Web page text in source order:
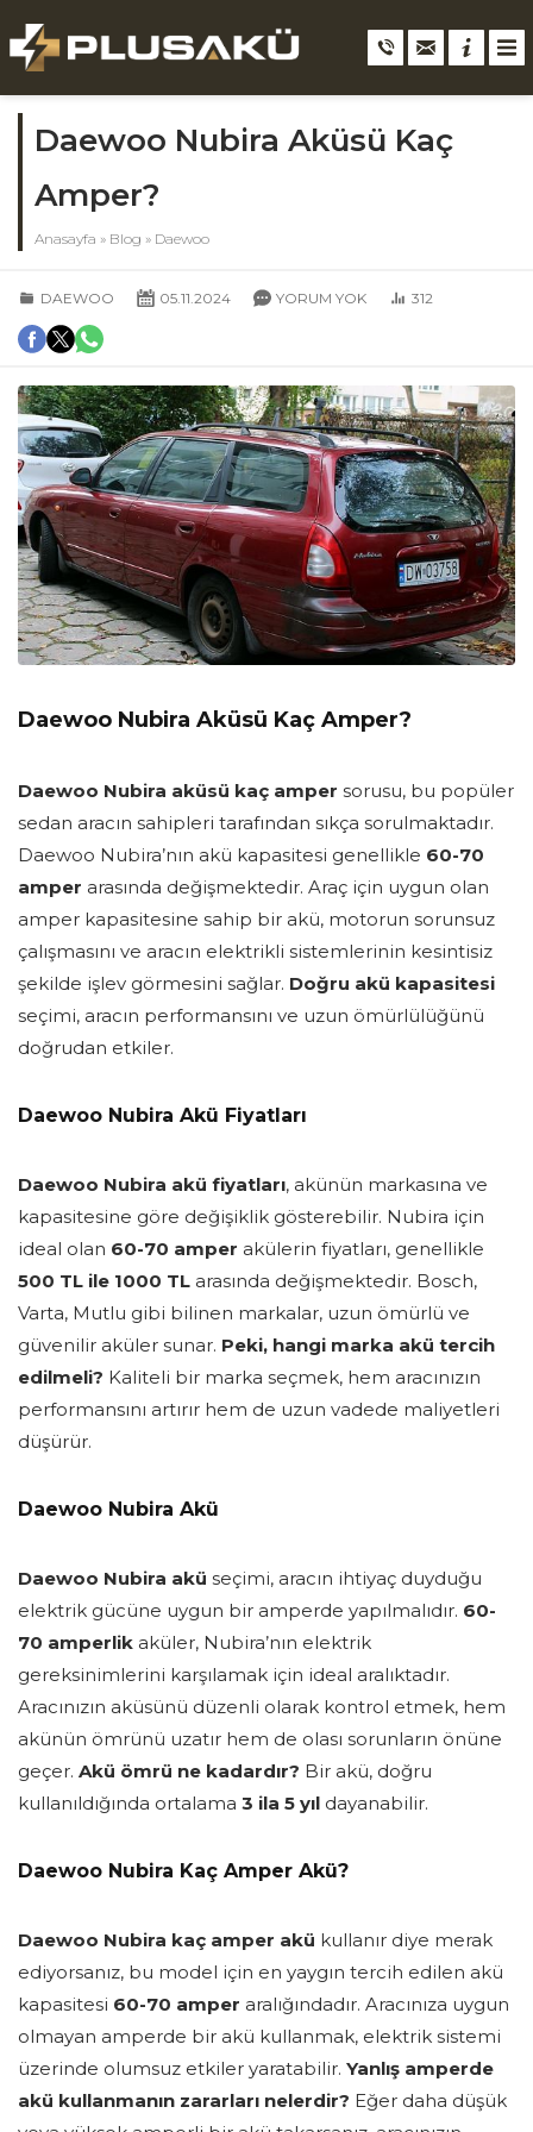
Daewoo Nubira Aküsü Kaç
Amper?
Anasayfa » Blog » Daewoo
DAEWOO 05.11.2024 YORUM YOK 312
Daewoo Nubira Aküsü Kaç Amper?
Daewoo Nubira aküsü kaç amper sorusu, bu popüler
sedan aracın sahipleri tarafından sıkça sorulmaktadır.
Daewoo Nubira’nın akü kapasitesi genellikle 60-70
amper arasında değişmektedir. Araç için uygun olan
amper kapasitesine sahip bir akü, motorun sorunsuz
çalışmasını ve aracın elektrikli sistemlerinin kesintisiz
şekilde işlev görmesini sağlar. Doğru akü kapasitesi
seçimi, aracın performansını ve uzun ömürlülüğünü
doğrudan etkiler.
Daewoo Nubira Akü Fiyatları
Daewoo Nubira akü fiyatları, akünün markasına ve
kapasitesine göre değişiklik gösterebilir. Nubira için
ideal olan 60-70 amper akülerin fiyatları, genellikle
500 TL ile 1000 TL arasında değişmektedir. Bosch,
Varta, Mutlu gibi bilinen markalar, uzun ömürlü ve
güvenilir aküler sunar. Peki, hangi marka akü tercih
edilmeli? Kaliteli bir marka seçmek, hem aracınızın
performansını artırır hem de uzun vadede maliyetleri
düşürür.
Daewoo Nubira Akü
Daewoo Nubira akü seçimi, aracın ihtiyaç duyduğu
elektrik gücüne uygun bir amperde yapılmalıdır. 60-
70 amperlik aküler, Nubira’nın elektrik
gereksinimlerini karşılamak için ideal aralıktadır.
Aracınızın aküsünü düzenli olarak kontrol etmek, hem
akünün ömrünü uzatır hem de olası sorunların önüne
geçer. Akü ömrü ne kadardır? Bir akü, doğru
kullanıldığında ortalama 3 ila 5 yıl dayanabilir.
Daewoo Nubira Kaç Amper Akü?
Daewoo Nubira kaç amper akü kullanır diye merak
ediyorsanız, bu model için en yaygın tercih edilen akü
kapasitesi 60-70 amper aralığındadır. Aracınıza uygun
olmayan amperde bir akü kullanmak, elektrik sistemi
üzerinde olumsuz etkiler yaratabilir. Yanlış amperde
akü kullanmanın zararları nelerdir? Eğer daha düşük